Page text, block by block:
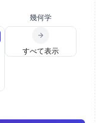
幾何学
すべて表示